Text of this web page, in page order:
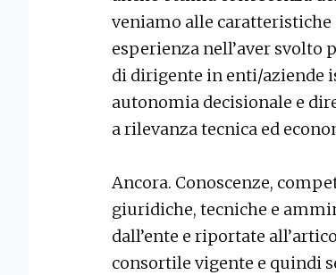
veniamo alle
esperienza nell’aver
di dirigente in enti/aziende
autonomia decisionale e
a rilevanza tecnica ed
Ancora. Conoscenze,
giuridiche, tecniche e
dall’ente e riportate
consortile vigente e quindi